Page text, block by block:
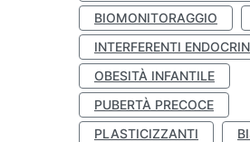
BIOMONITORAGGIO
INTERFERENTI
OBESITÀ INFANTILE
PUBERTÀ PRECOCE
PLASTICIZZANTI